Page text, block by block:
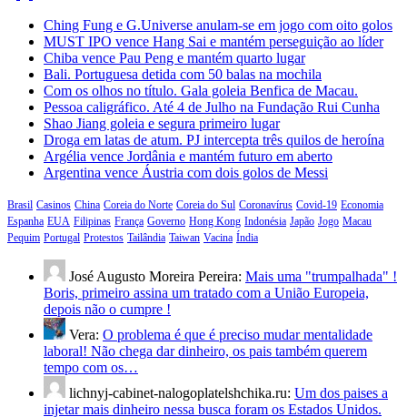
Ching Fung e G.Universe anulam-se em jogo com oito golos
MUST IPO vence Hang Sai e mantém perseguição ao líder
Chiba vence Pau Peng e mantém quarto lugar
Bali. Portuguesa detida com 50 balas na mochila
Com os olhos no título. Gala goleia Benfica de Macau.
Pessoa caligráfico. Até 4 de Julho na Fundação Rui Cunha
Shao Jiang goleia e segura primeiro lugar
Droga em latas de atum. PJ intercepta três quilos de heroína
Argélia vence Jordânia e mantém futuro em aberto
Argentina vence Áustria com dois golos de Messi
Brasil Casinos China Coreia do Norte Coreia do Sul Coronavírus Covid-19 Economia
Espanha EUA Filipinas França Governo Hong Kong Indonésia Japão Jogo Macau
Pequim Portugal Protestos Tailândia Taiwan Vacina Índia
José Augusto Moreira Pereira: Mais uma "trumpalhada" !
Boris, primeiro assina um tratado com a União Europeia,
depois não o cumpre !
Vera: O problema é que é preciso mudar mentalidade
laboral! Não chega dar dinheiro, os pais também querem
tempo com os…
lichnyj-cabinet-nalogoplatelshchika.ru: Um dos paises a
injetar mais dinheiro nessa busca foram os Estados Unidos.